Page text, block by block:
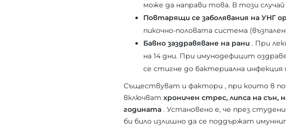
може да направи това. В този
Повтарящи се заболявания на УНГ
пикочно-половата система
Бавно заздравяване на рани . При
на 14 дни. При имунодефицит
се стигне до бактериална инфекция
Съществуват и фактори , при които в
включват хроничен стрес, липса на сън,
годината . Установено е, че през
би било излишно да се поддържат